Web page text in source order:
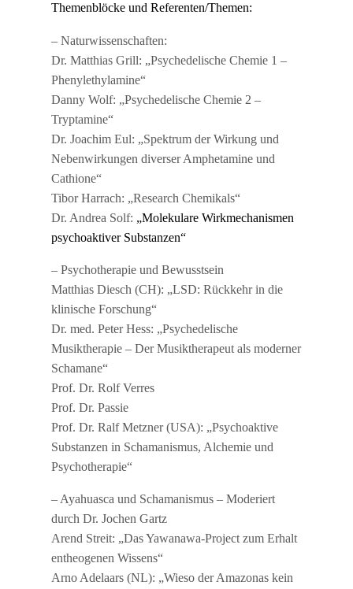
Themenblöcke und Referenten/Themen:
– Naturwissenschaften:
Dr. Matthias Grill: „Psychedelische Chemie 1 –
Phenylethylamine“
Danny Wolf: „Psychedelische Chemie 2 –
Tryptamine“
Dr. Joachim Eul: „Spektrum der Wirkung und
Nebenwirkungen diverser Amphetamine und
Cathione“
Tibor Harrach: „Research Chemikals“
Dr. Andrea Solf: „Molekulare Wirkmechanismen
psychoaktiver Substanzen“
– Psychotherapie und Bewusstsein
Matthias Diesch (CH): „LSD: Rückkehr in die
klinische Forschung“
Dr. med. Peter Hess: „Psychedelische
Musiktherapie – Der Musiktherapeut als moderner
Schamane“
Prof. Dr. Rolf Verres
Prof. Dr. Passie
Prof. Dr. Ralf Metzner (USA): „Psychoaktive
Substanzen in Schamanismus, Alchemie und
Psychotherapie“
– Ayahuasca und Schamanismus – Moderiert
durch Dr. Jochen Gartz
Arend Streit: „Das Yawanawa-Project zum Erhalt
entheogenen Wissens“
Arno Adelaars (NL): „Wieso der Amazonas kein